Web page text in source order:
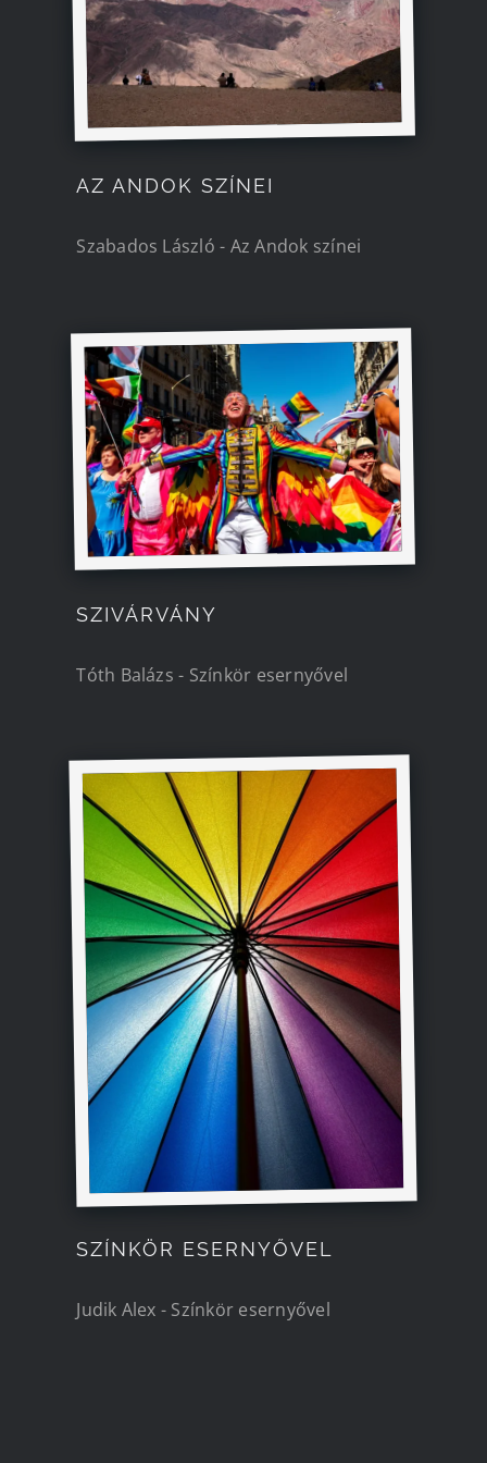
Kapcsolat
AZ ANDOK SZÍNEI
Szabados László - Az Andok színei
SZIVÁRVÁNY
Tóth Balázs - Színkör esernyővel
SZÍNKÖR ESERNYŐVEL
Judik Alex - Színkör esernyővel